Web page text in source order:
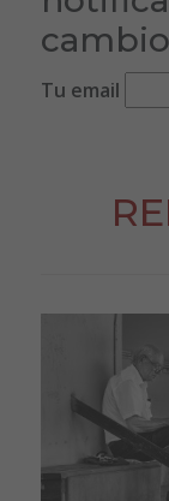
Tu email